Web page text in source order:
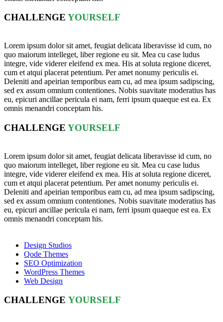
CHALLENGE YOURSELF
Lorem ipsum dolor sit amet, feugiat delicata liberavisse id cum, no
quo maiorum intelleget, liber regione eu sit. Mea cu case ludus
integre, vide viderer eleifend ex mea. His at soluta regione diceret,
cum et atqui placerat petentium. Per amet nonumy periculis ei.
Deleniti and apeirian temporibus eam cu, ad mea ipsum sadipscing,
sed ex assum omnium contentiones. Nobis suavitate moderatius has
eu, epicuri ancillae pericula ei nam, ferri ipsum quaeque est ea. Ex
omnis menandri conceptam his.
CHALLENGE YOURSELF
Lorem ipsum dolor sit amet, feugiat delicata liberavisse id cum, no
quo maiorum intelleget, liber regione eu sit. Mea cu case ludus
integre, vide viderer eleifend ex mea. His at soluta regione diceret,
cum et atqui placerat petentium. Per amet nonumy periculis ei.
Deleniti and apeirian temporibus eam cu, ad mea ipsum sadipscing,
sed ex assum omnium contentiones. Nobis suavitate moderatius has
eu, epicuri ancillae pericula ei nam, ferri ipsum quaeque est ea. Ex
omnis menandri conceptam his.
Design Studios
Qode Themes
SEO Optimization
WordPress Themes
Web Design
CHALLENGE YOURSELF